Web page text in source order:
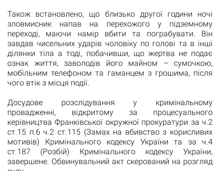
Також встановлено, що близько другої години ночі
зловмисник напав на перехожого у підземному
переході, маючи намір вбити та пограбувати. Він
завдав чисельних ударів чоловіку по голові та в інші
ділянки тіла а тоді, побачивши, що жертва не подає
ознак життя, заволодів його майном – сумочкою,
мобільним телефоном та гаманцем з грошима, після
чого втік з місця події.
Досудове розслідування у кримінальному
провадженні, відкритому за процесуального
керівництва Франківської окружної прокуратури за ч.2
ст.15 п.6 ч.2 ст.115 (Замах на вбивство з корисливих
мотивів) Кримінального кодексу України та за ч.4
ст.187 (Розбій) Кримінального кодексу України,
завершене. Обвинувальний акт скерований на розгляд